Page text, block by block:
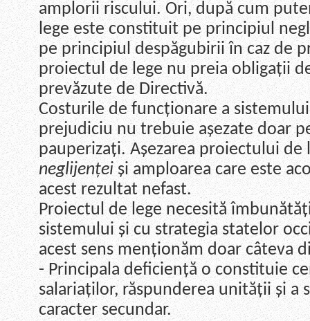
amplorii riscului. Ori, după cum
lege este constituit pe principiul
pe principiul despăgubirii în caz de
proiectul de lege nu preia obligații
prevăzute de Directivă.
Costurile de funcționare a
prejudiciu nu trebuie așezate doar
pauperizați. Așezarea proiectului de
neglijenței și amploarea care este
acest rezultat nefast.
Proiectul de lege necesită
sistemului și cu strategia statelor
acest sens menționăm doar câteva
- Principala deficiență o constituie
salariaților, răspunderea unității și a
caracter secundar.